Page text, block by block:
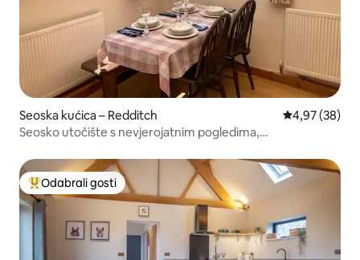
Seoska kućica – Redditch Prosječna
4,97 (38)
Seosko utočište s nevjerojatnim pogledima,
Među najviše rangiranima s oznakom „Odabrali gosti”
Odabrali gosti